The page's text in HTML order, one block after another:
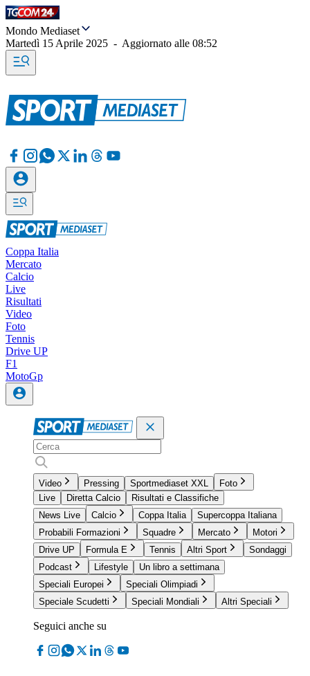
Mondo Mediaset
Martedì 15 Aprile 2025 - Aggiornato alle 08:52
Coppa Italia
Mercato
Calcio
Live
Risultati
Video
Foto
Tennis
Drive UP
F1
MotoGp
Video Pressing Sportmediaset XXL
Foto
Live
Diretta Calcio
Risultati e Classifiche
News Live
Calcio Coppa Italia
Supercoppa Italiana
Probabili Formazioni
Squadre Mercato
Motori
Drive UP
Formula E Tennis Altri Sport
Sondaggi
Podcast
Lifestyle
Un libro a settimana
Speciali Europei
Speciali Olimpiadi
Speciale Scudetti
Speciali Mondiali Altri Speciali
Seguici anche su